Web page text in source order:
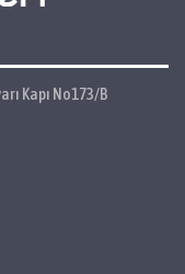
Kapı No173/B